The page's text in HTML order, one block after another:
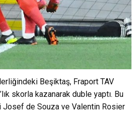
Beşiktaş, Fraport TAV
skorla kazanarak duble yaptı. Bu
Josef de Souza ve Valentin Rosier